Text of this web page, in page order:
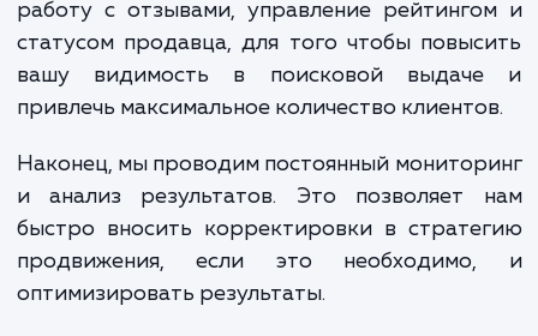
объявления для поисковой системы
Важно также грамотно
фотографиями и другими
решающим фактором при выборе товара
услуги на Авито.
Третьим этапом является